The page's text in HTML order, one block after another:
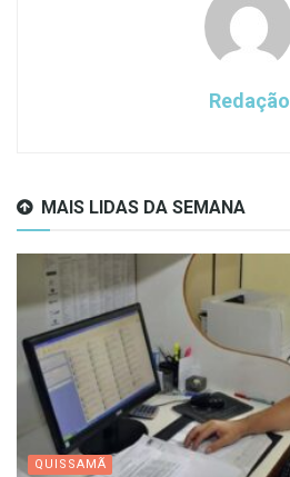
Redação
MAIS LIDAS DA SEMANA
QUISSAMÃ